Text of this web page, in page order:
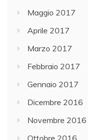
Maggio 2017
Aprile 2017
Marzo 2017
Febbraio 2017
Gennaio 2017
Dicembre 2016
Novembre 2016
Ottobre 2016